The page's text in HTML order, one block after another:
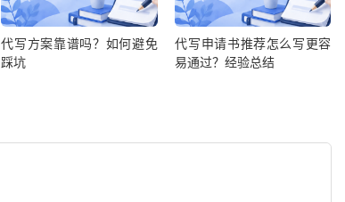
代写方案靠谱吗？如何避免
踩坑
代写申请书推荐怎么写更容
易通过？经验总结